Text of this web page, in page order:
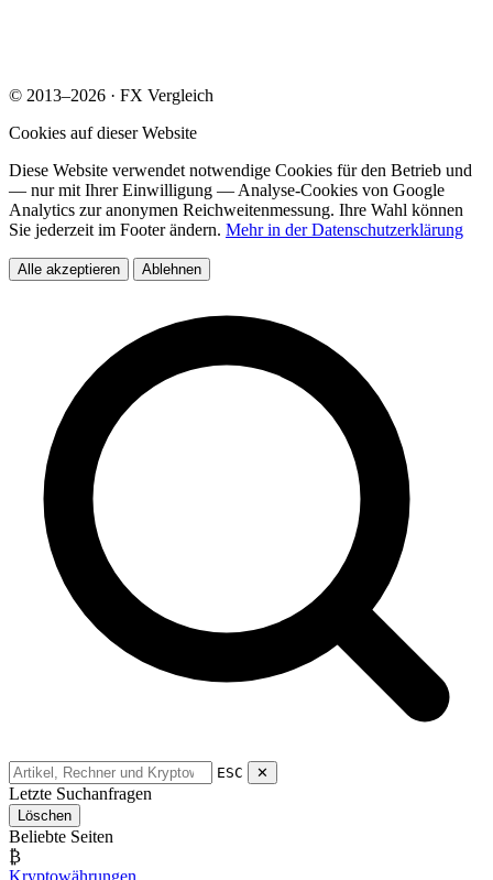
© 2013–2026 · FX Vergleich
Cookies auf dieser Website
Diese Website verwendet notwendige Cookies für den Betrieb und
— nur mit Ihrer Einwilligung — Analyse-Cookies von Google
Analytics zur anonymen Reichweitenmessung. Ihre Wahl können
Sie jederzeit im Footer ändern. Mehr in der Datenschutzerklärung
Alle akzeptieren Ablehnen
ESC ✕
Letzte Suchanfragen
Löschen
Beliebte Seiten
₿
Kryptowährungen